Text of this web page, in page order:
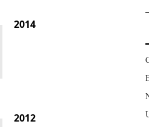
2014
2012